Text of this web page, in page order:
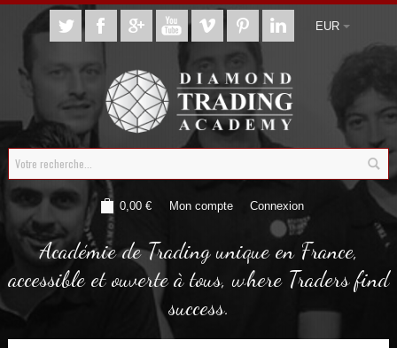
EUR
0,00 € Mon compte Connexion
Académie de Trading unique en France,
accessible et ouverte à tous, where Traders find
success.